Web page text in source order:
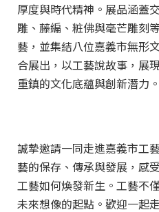
厚度與時代精神。展品涵蓋
雕、藤編、粧佛與毫芒雕刻
藝，並集結八位嘉義市無形
合展出，以工藝說故事，展
重鎮的文化底蘊與創新潛力。
誠摯邀請一同走進嘉義市工
藝的保存、傳承與發展，感
工藝如何煥發新生。工藝不
未來想像的起點。歡迎一起